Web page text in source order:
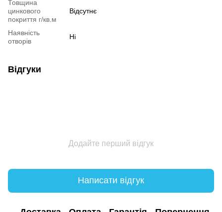
Товщина
цинкового
покриття г/кв.м
Відсутнє
Наявність
отворів
Ні
Відгуки
Додайте перший відгук
Написати відгук